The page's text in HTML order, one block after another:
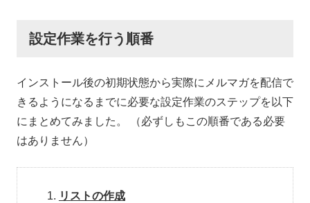
設定作業を行う順番
インストール後の初期状態から実際にメルマガを配信で
きるようになるまでに必要な設定作業のステップを以下
にまとめてみました。 （必ずしもこの順番である必要
はありません）
リストの作成